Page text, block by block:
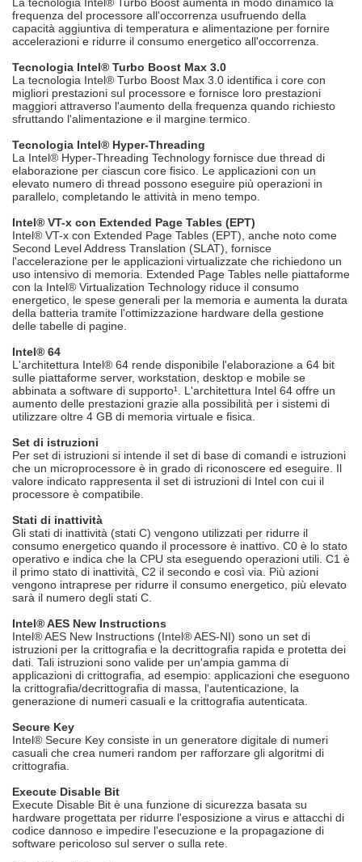
frequenza del processore all'occorrenza usufruendo della
capacità aggiuntiva di temperatura e alimentazione per fornire
accelerazioni e ridurre il consumo energetico all'occorrenza.
Tecnologia Intel® Turbo Boost Max 3.0
La tecnologia Intel® Turbo Boost Max 3.0 identifica i core con
migliori prestazioni sul processore e fornisce loro prestazioni
maggiori attraverso l'aumento della frequenza quando richiesto
sfruttando l'alimentazione e il margine termico.
Tecnologia Intel® Hyper-Threading
La Intel® Hyper-Threading Technology fornisce due thread di
elaborazione per ciascun core fisico. Le applicazioni con un
elevato numero di thread possono eseguire più operazioni in
parallelo, completando le attività in meno tempo.
Intel® VT-x con Extended Page Tables (EPT)
Intel® VT-x con Extended Page Tables (EPT), anche noto come
Second Level Address Translation (SLAT), fornisce
l'accelerazione per le applicazioni virtualizzate che richiedono un
uso intensivo di memoria. Extended Page Tables nelle piattaforme
con la Intel® Virtualization Technology riduce il consumo
energetico, le spese generali per la memoria e aumenta la durata
della batteria tramite l'ottimizzazione hardware della gestione
delle tabelle di pagine.
Intel® 64
L'architettura Intel® 64 rende disponibile l'elaborazione a 64 bit
sulle piattaforme server, workstation, desktop e mobile se
abbinata a software di supporto¹. L'architettura Intel 64 offre un
aumento delle prestazioni grazie alla possibilità per i sistemi di
utilizzare oltre 4 GB di memoria virtuale e fisica.
Set di istruzioni
Per set di istruzioni si intende il set di base di comandi e istruzioni
che un microprocessore è in grado di riconoscere ed eseguire. Il
valore indicato rappresenta il set di istruzioni di Intel con cui il
processore è compatibile.
Stati di inattività
Gli stati di inattività (stati C) vengono utilizzati per ridurre il
consumo energetico quando il processore è inattivo. C0 è lo stato
operativo e indica che la CPU sta eseguendo operazioni utili. C1 è
il primo stato di inattività, C2 il secondo e così via. Più azioni
vengono intraprese per ridurre il consumo energetico, più elevato
sarà il numero degli stati C.
Intel® AES New Instructions
Intel® AES New Instructions (Intel® AES-NI) sono un set di
istruzioni per la crittografia e la decrittografia rapida e protetta dei
dati. Tali istruzioni sono valide per un'ampia gamma di
applicazioni di crittografia, ad esempio: applicazioni che eseguono
la crittografia/decrittografia di massa, l'autenticazione, la
generazione di numeri casuali e la crittografia autenticata.
Secure Key
Intel® Secure Key consiste in un generatore digitale di numeri
casuali che crea numeri random per rafforzare gli algoritmi di
crittografia.
Execute Disable Bit
Execute Disable Bit è una funzione di sicurezza basata su
hardware progettata per ridurre l'esposizione a virus e attacchi di
codice dannoso e impedire l'esecuzione e la propagazione di
software pericoloso sul server o sulla rete.